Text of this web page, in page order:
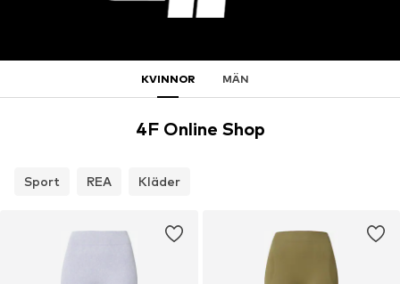
KVINNOR MÄN
4F Online Shop
Sport REA Kläder